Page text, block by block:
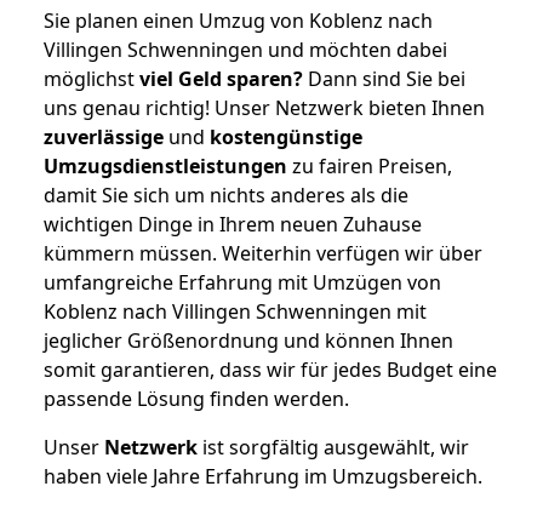
Sie planen einen Umzug von Koblenz nach
Villingen Schwenningen und möchten dabei
möglichstviel Geld sparen? Dann sind Sie bei
uns genau richtig! Unser Netzwerk bieten Ihnen
zuverlässige und kostengünstige
Umzugsdienstleistungen zu fairen Preisen,
damit Sie sich um nichts anderes als die
wichtigen Dinge in Ihrem neuen Zuhause
kümmern müssen. Weiterhin verfügen wir über
umfangreiche Erfahrung mit Umzügen von
Koblenz nach Villingen Schwenningen mit
jeglicher Größenordnung und können Ihnen
somit garantieren, dass wir für jedes Budget eine
passende Lösung finden werden.
Unser Netzwerk ist sorgfältig ausgewählt, wir
haben viele Jahre Erfahrung im Umzugsbereich.